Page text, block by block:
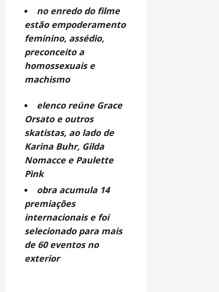
no enredo do filme
estão empoderamento
feminino, assédio,
preconceito a
homossexuais e
machismo
elenco reúne Grace
Orsato e outros
skatistas, ao lado de
Karina Buhr, Gilda
Nomacce e Paulette
Pìnk
obra acumula 14
premiações
internacionais e foi
selecionado para mais
de 60 eventos no
exterior